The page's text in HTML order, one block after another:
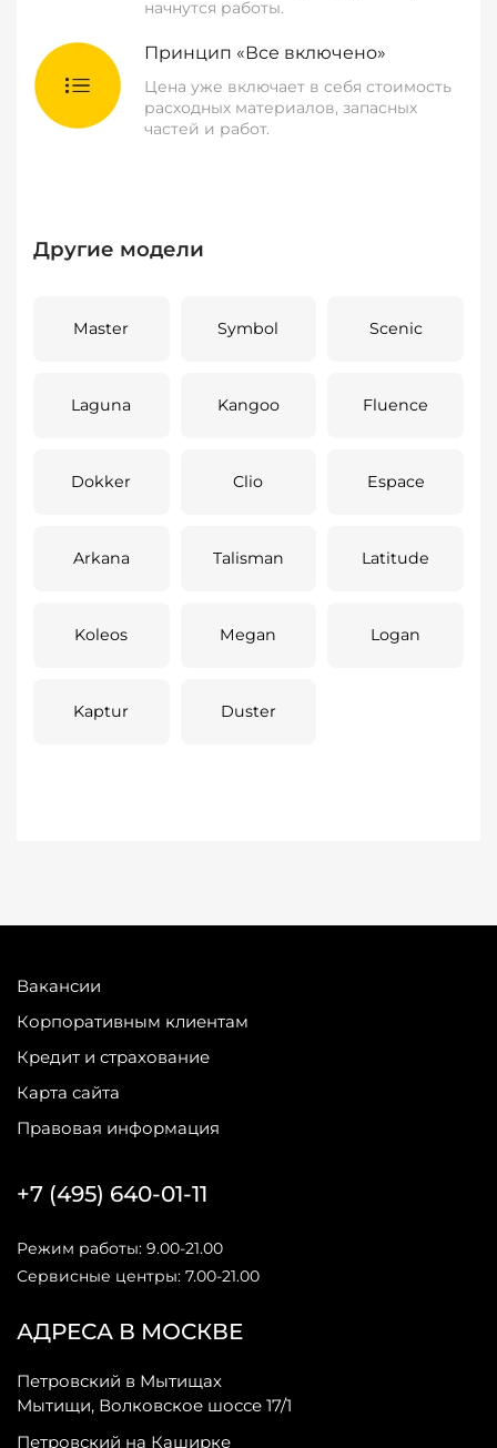
начнутся работы.
Принцип «Все включено»
Цена уже включает в себя стоимость
расходных материалов, запасных
частей и работ.
Другие модели
Master Symbol Scenic
Laguna Kangoo Fluence
Dokker Clio Espace
Arkana Talisman Latitude
Koleos Megan Logan
Kaptur Duster
Вакансии
Корпоративным клиентам
Кредит и страхование
Карта сайта
Правовая информация
АДРЕСА В МОСКВЕ
Петровский в Мытищах
Мытищи, Волковское шоссе 17/1
Петровский на Каширке
+7 (495) 640-01-11
Режим работы: 9.00-21.00
Сервисные центры: 7.00-21.00